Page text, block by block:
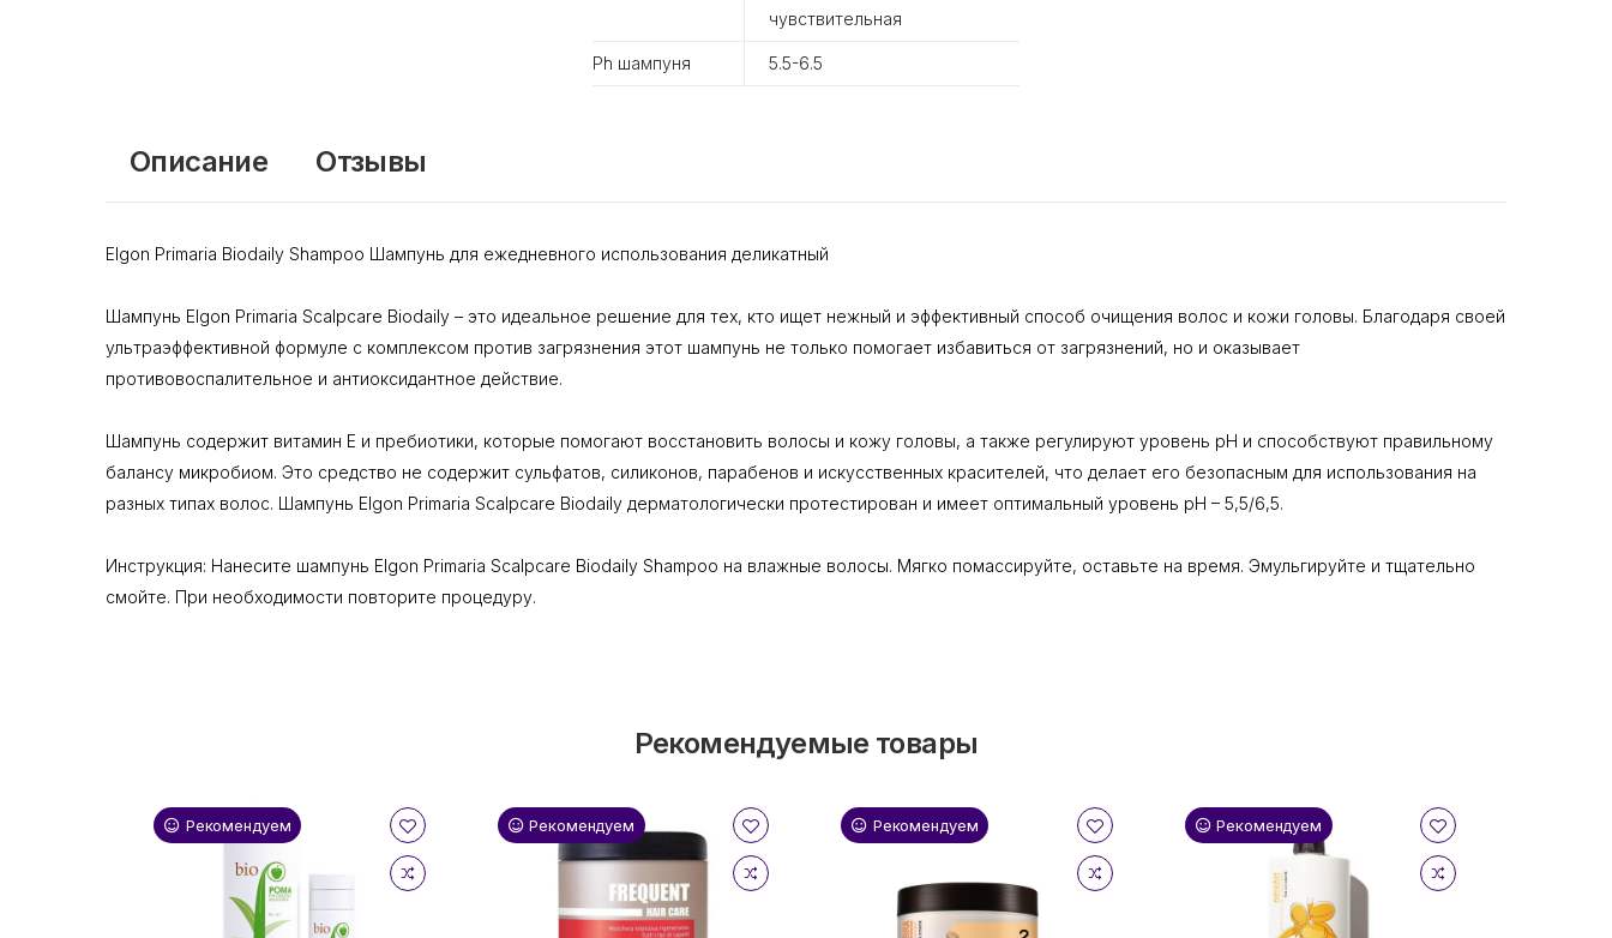
чувствительная
Ph шампуня 5.5-6.5
Описание Отзывы
Elgon Primaria Biodaily Shampoo Шампунь для ежедневного использования деликатный
Шампунь Elgon Primaria Scalpcare Biodaily – это идеальное решение для тех, кто ищет нежный и эффективный способ очищения волос и кожи головы. Благодаря своей
ультраэффективной формуле с комплексом против загрязнения этот шампунь не только помогает избавиться от загрязнений, но и оказывает
противовоспалительное и антиоксидантное действие.
Шампунь содержит витамин Е и пребиотики, которые помогают восстановить волосы и кожу головы, а также регулируют уровень pH и способствуют правильному
балансу микробиом. Это средство не содержит сульфатов, силиконов, парабенов и искусственных красителей, что делает его безопасным для использования на
разных типах волос. Шампунь Elgon Primaria Scalpcare Biodaily дерматологически протестирован и имеет оптимальный уровень pH – 5,5/6,5.
Инструкция: Нанесите шампунь Elgon Primaria Scalpcare Biodaily Shampoo на влажные волосы. Мягко помассируйте, оставьте на время. Эмульгируйте и тщательно
смойте. При необходимости повторите процедуру.
Рекомендуемые товары
Рекомендуем Рекомендуем Рекомендуем Рекомендуем